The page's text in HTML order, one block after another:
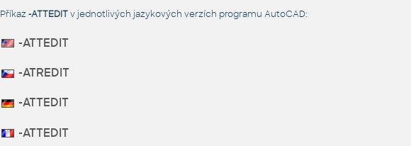
Příkaz -ATTEDITv jednotlivých jazykových verzích programu AutoCAD:
-ATTEDIT
-ATREDIT
-ATTEDIT
-ATTEDIT